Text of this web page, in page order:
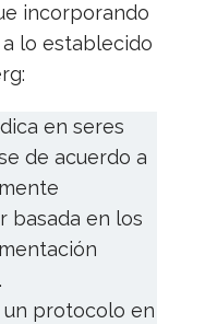
incorporando
lo establecido
en seres
de acuerdo a
basada en los
un protocolo en